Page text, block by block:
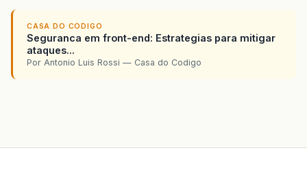
CASA DO CODIGO
Seguranca em front-end: Estrategias para mitigar
ataques...
Por Antonio Luis Rossi — Casa do Codigo